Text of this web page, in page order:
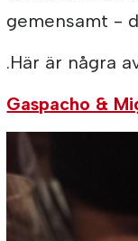
gemensamt -
.Här är några
Gaspacho &